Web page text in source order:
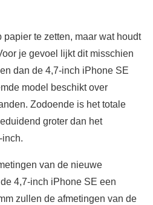
te zetten, maar wat houdt
je gevoel lijkt dit misschien
dan de 4,7-inch iPhone SE
model beschikt over
Zodoende is het totale
groter dan het
inch.
van de nieuwe
4,7-inch iPhone SE een
zullen de afmetingen van de